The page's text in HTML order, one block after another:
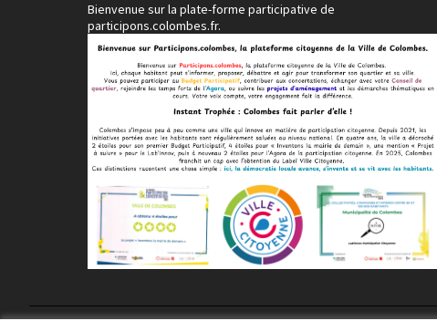
Bienvenue sur la plate-forme participative de
participons.colombes.fr.